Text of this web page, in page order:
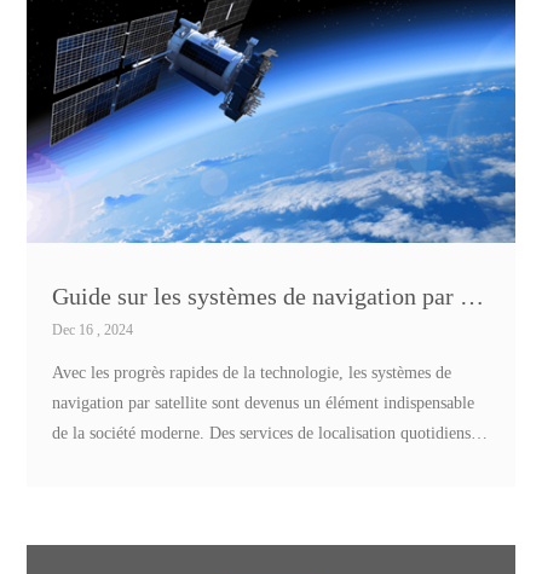
Guide sur les systèmes de navigation par satellite:BDS, GPS, GLONASS, Galileo, SBAS et QZSS
Dec 16 , 2024
Avec les progrès rapides de la technologie, les systèmes de
navigation par satellite sont devenus un élément indispensable
de la société moderne. Des services de localisation quotidiens